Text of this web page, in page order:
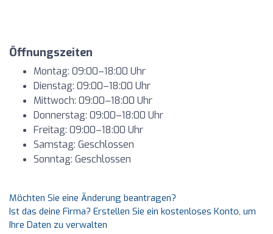
Öffnungszeiten
Montag: 09:00–18:00 Uhr
Dienstag: 09:00–18:00 Uhr
Mittwoch: 09:00–18:00 Uhr
Donnerstag: 09:00–18:00 Uhr
Freitag: 09:00–18:00 Uhr
Samstag: Geschlossen
Sonntag: Geschlossen
Möchten Sie eine Änderung beantragen?
Ist das deine Firma? Erstellen Sie ein kostenloses Konto, um
Ihre Daten zu verwalten